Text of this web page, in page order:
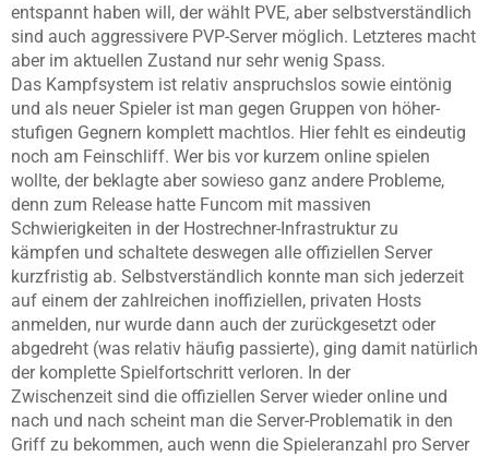
entspannt haben will, der wählt PVE, aber selbstverständlich
sind auch aggressivere PVP-Server möglich. Letzteres macht
aber im aktuellen Zustand nur sehr wenig Spass.
Das Kampfsystem ist relativ anspruchslos sowie eintönig
und als neuer Spieler ist man gegen Gruppen von höher-
stufigen Gegnern komplett machtlos. Hier fehlt es eindeutig
noch am Feinschliff. Wer bis vor kurzem online spielen
wollte, der beklagte aber sowieso ganz andere Probleme,
denn zum Release hatte Funcom mit massiven
Schwierigkeiten in der Hostrechner-Infrastruktur zu
kämpfen und schaltete deswegen alle offiziellen Server
kurzfristig ab. Selbstverständlich konnte man sich jederzeit
auf einem der zahlreichen inoffiziellen, privaten Hosts
anmelden, nur wurde dann auch der zurückgesetzt oder
abgedreht (was relativ häufig passierte), ging damit natürlich
der komplette Spielfortschritt verloren. In der
Zwischenzeit sind die offiziellen Server wieder online und
nach und nach scheint man die Server-Problematik in den
Griff zu bekommen, auch wenn die Spieleranzahl pro Server